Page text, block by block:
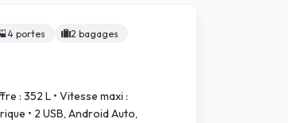
4 portes 2 bagages
: 352 L • Vitesse maxi :
• 2 USB, Android Auto,